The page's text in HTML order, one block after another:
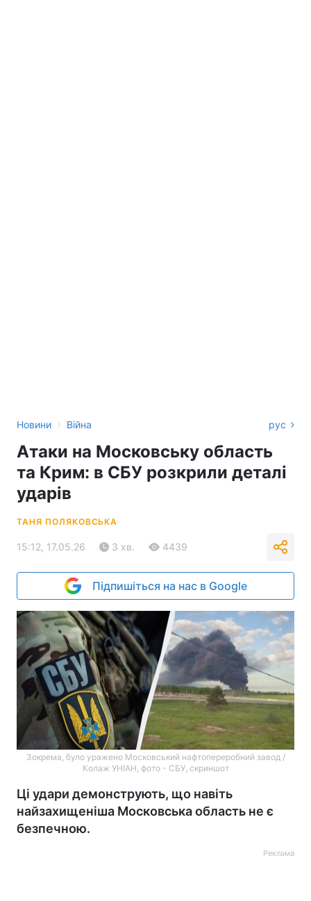
Новини › Війна рус
Атаки на Московську область
та Крим: в СБУ розкрили деталі
ударів
ТАНЯ ПОЛЯКОВСЬКА
15:12, 17.05.26 3 хв. 4439
Підпишіться на нас в Google
Зокрема, було уражено Московський нафтопереробний завод /
Колаж УНІАН, фото - СБУ, скриншот
Ці удари демонструють, що навіть
найзахищеніша Московська область не є
безпечною.
Реклама